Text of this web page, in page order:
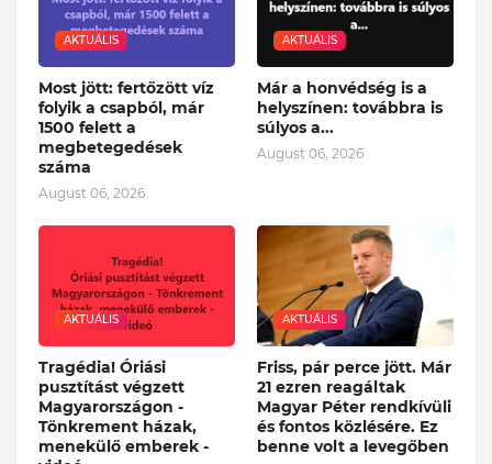
AKTUÁLIS
Most jött: fertőzött víz
folyik a csapból, már
1500 felett a
megbetegedések
száma
August 06, 2026
AKTUÁLIS
Már a honvédség is a
helyszínen: továbbra is
súlyos a...
August 06, 2026
AKTUÁLIS
Tragédia! Óriási
pusztítást végzett
Magyarországon -
Tönkrement házak,
menekülő emberek -
AKTUÁLIS
Friss, pár perce jött. Már
21 ezren reagáltak
Magyar Péter rendkívüli
és fontos közlésére. Ez
benne volt a levegőben